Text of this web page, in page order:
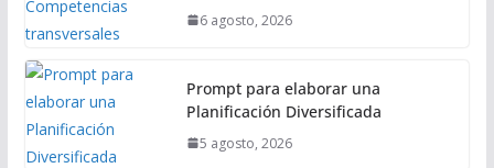
6 agosto, 2026
Prompt para elaborar una
Planificación Diversificada
5 agosto, 2026